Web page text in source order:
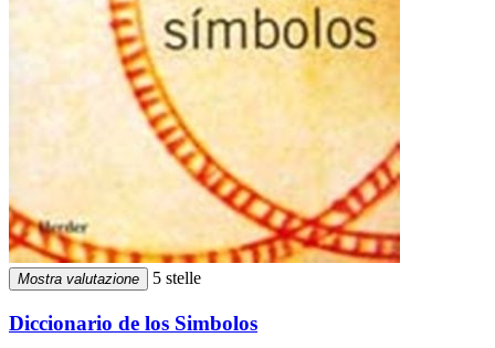
Mostra valutazione 5 stelle
Diccionario de los Simbolos